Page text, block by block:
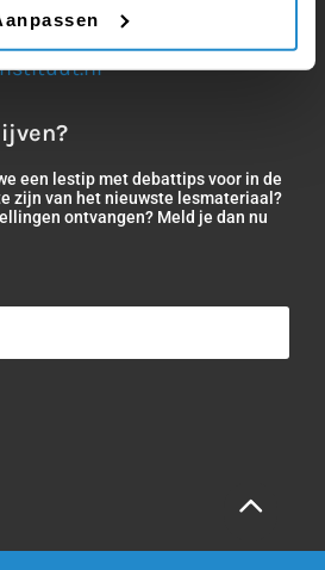
20 51of mail
een lestip met debattips voor in de
zijn van het nieuwste lesmateriaal?
ontvangen? Meld je dan nu